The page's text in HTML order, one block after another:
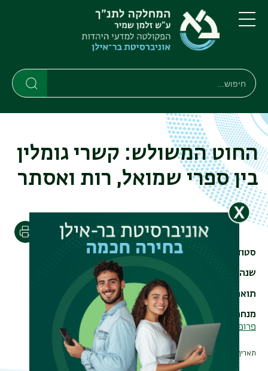
דילוג
לתוכן
העיקרי
דילוג
לתפריט
ניווט
ראשי
תפריט
חיפוש
חיפוש
החוט המשולש: קשרי גומלין
בין ספרי שמואל, רות ואסתר
סטודנט/ית
אבנרי אורית
שנה
תואר PhD
מנחה
פרופ' אליעזר (אד) גרינשטיין
תאריך עדכון אחרון : 24/01/2012